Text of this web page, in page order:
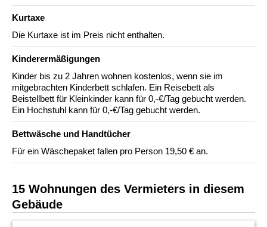
Kurtaxe
Die Kurtaxe ist im Preis nicht enthalten.
Kinderermäßigungen
Kinder bis zu 2 Jahren wohnen kostenlos, wenn sie im
mitgebrachten Kinderbett schlafen. Ein Reisebett als
Beistellbett für Kleinkinder kann für 0,-€/Tag gebucht werden.
Ein Hochstuhl kann für 0,-€/Tag gebucht werden.
Bettwäsche und Handtücher
Für ein Wäschepaket fallen pro Person 19,50 € an.
15 Wohnungen des Vermieters in diesem
Gebäude